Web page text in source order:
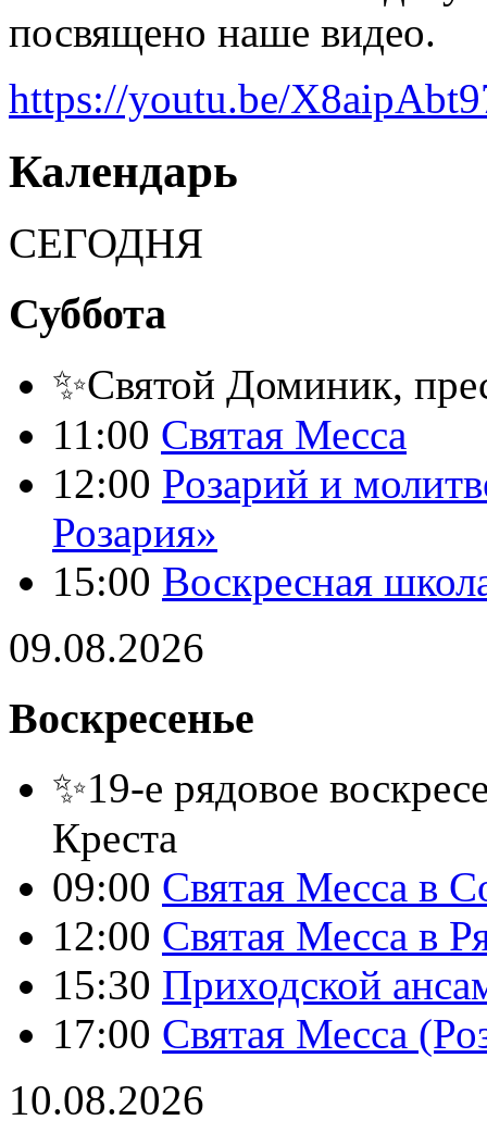
посвящено наше видео.
https://youtu.be/
Календарь
СЕГОДНЯ
Суббота
✨Святой Доминик,
11:00 Святая Месса
12:00 Розарий и
Розария»
15:00 Воскресная
09.08.2026
Воскресенье
✨19-е рядовое
Креста
09:00 Святая Месса в
12:00 Святая Месса в
15:30 Приходской
17:00 Святая Месса
10.08.2026